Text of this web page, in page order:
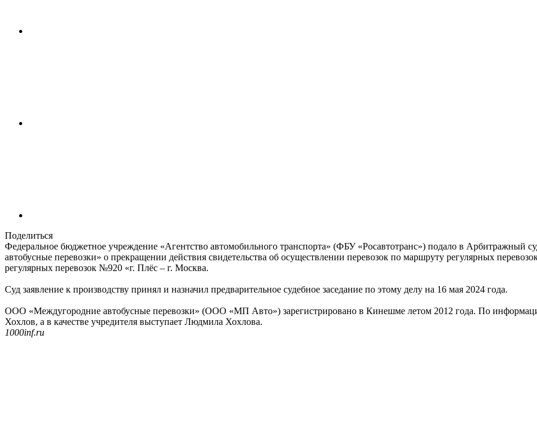
Поделиться
Федеральное бюджетное учреждение «Агентство автомобильного транспорта» (ФБУ «Росавтотранс») подало в Арбитражный
автобусные перевозки» о прекращении действия свидетельства об осуществлении перевозок по маршруту регулярных
регулярных перевозок №920 «г. Плёс – г. Москва.
Суд заявление к производству принял и назначил предварительное судебное заседание по этому делу на 16 мая 2024 года.
ООО «Междугородние автобусные перевозки» (ООО «МП Авто») зарегистрировано в Кинешме летом 2012 года. По
Хохлов, а в качестве учредителя выступает Людмила Хохлова.
1000inf.ru